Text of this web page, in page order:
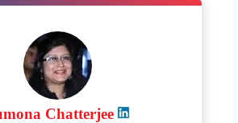
Chatterjee